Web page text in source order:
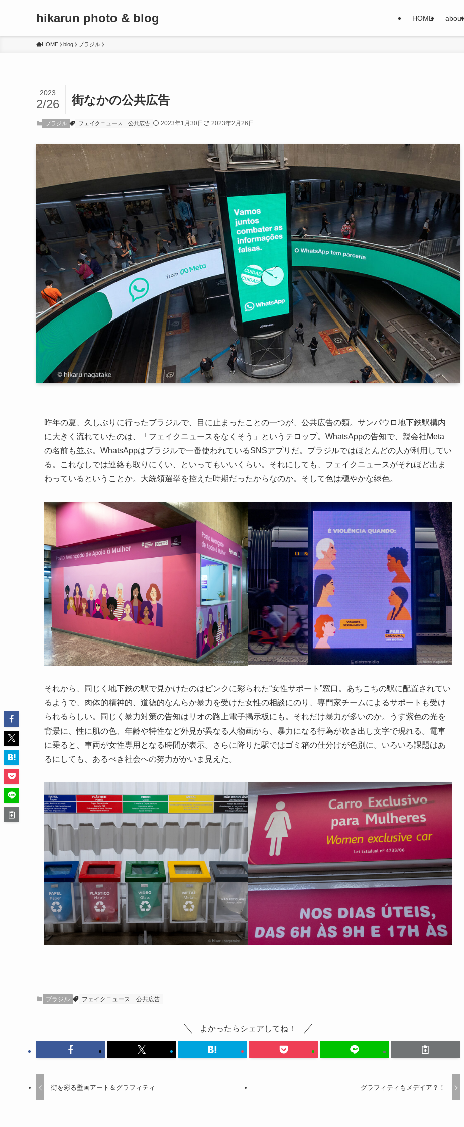
hikarun photo & blog HOME about
HOME blog ブラジル
街なかの公共広告
2023
2/26
ブラジル フェイクニュース 公共広告 2023年1月30日 2023年2月26日
昨年の夏、久しぶりに行ったブラジルで、目に止まったことの一つが、公共広告の類。サンパウロ地下鉄駅構内
に大きく流れていたのは、「フェイクニュースをなくそう」というテロップ。WhatsAppの告知で、親会社Meta
の名前も並ぶ。WhatsAppはブラジルで一番使われているSNSアプリだ。ブラジルではほとんどの人が利用してい
る。これなしでは連絡も取りにくい、といってもいいくらい。それにしても、フェイクニュースがそれほど出ま
わっているということか。大統領選挙を控えた時期だったからなのか。そして色は穏やかな緑色。
それから、同じく地下鉄の駅で見かけたのはピンクに彩られた“女性サポート”窓口。あちこちの駅に配置されてい
るようで、肉体的精神的、道徳的なんらか暴力を受けた女性の相談にのり、専門家チームによるサポートも受け
られるらしい。同じく暴力対策の告知はリオの路上電子掲示板にも。それだけ暴力が多いのか。うす紫色の光を
背景に、性に肌の色、年齢や特性など外見が異なる人物画から、暴力になる行為が吹き出し文字で現れる。電車
に乗ると、車両が女性専用となる時間が表示。さらに降りた駅ではゴミ箱の仕分けが色別に。いろいろ課題はあ
るにしても、あるべき社会への努力がかいま見えた。
ブラジル フェイクニュース 公共広告
よかったらシェアしてね！
街を彩る壁画アート＆グラフィティ グラフィティもメデイア？！